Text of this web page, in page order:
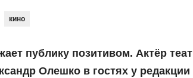
кино
публику позитивом. Актёр
Олешко в гостях у